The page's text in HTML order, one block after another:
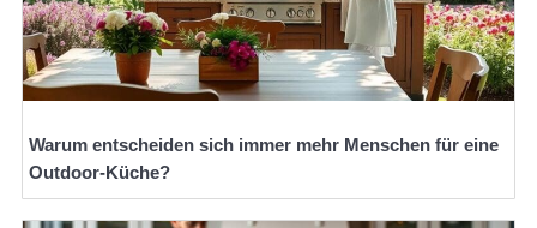
Warum entscheiden sich immer mehr Menschen für eine
Outdoor-Küche?